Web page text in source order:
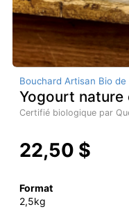
Bouchard Artisan Bio de
Yogourt nature
Certifié biologique par
22,50 $
Format
2,5kg